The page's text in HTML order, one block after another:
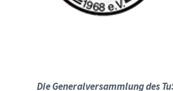
Die Generalversammlung des